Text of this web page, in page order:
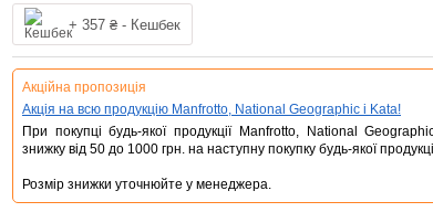
+ 357 ₴ - Кешбек
Купити
Акційна пропозиція
Акція на всю продукцію Manfrotto, National Geographic і Kata!
При покупці будь-якої продукції Manfrotto, National
знижку від 50 до 1000 грн. на наступну покупку будь-якої
Розмір знижки уточнюйте у менеджера.